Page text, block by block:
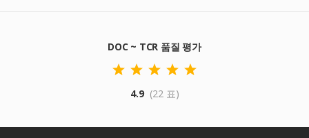
DOC ~ TCR 품질 평가
4.9 (22 표)